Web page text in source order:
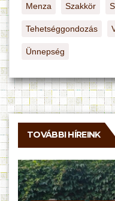
Menza Szakkör
Tehetséggondozás
Ünnepség
TOVÁBBI HÍREINK